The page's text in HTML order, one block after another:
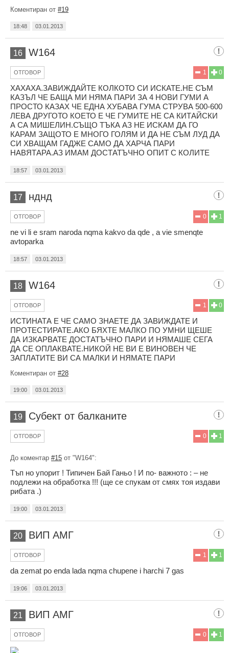
Коментиран от #19
18:48 03.01.2013
16 W164
0
1
ОТГОВОР
ХАХАХА.ЗАВИЖДАЙТЕ КОЛКОТО СИ ИСКАТЕ.НЕ СЪМ
КАЗЪЛ ЧЕ БАЩА МИ НЯМА ПАРИ ЗА 4 НОВИ ГУМИ А
ПРОСТО КАЗАХ ЧЕ ЕДНА ХУБАВА ГУМА СТРУВА 500-600
ЛЕВА ДРУГОТО КОЕТО Е ЧЕ ГУМИТЕ НЕ СА КИТАЙСКИ
А СА МИШЕЛИН.СЪЩО ТЪКА АЗ НЕ ИСКАМ ДА ГО
КАРАМ ЗАЩОТО Е МНОГО ГОЛЯМ И ДА НЕ СЪМ ЛУД ДА
СИ ХВАЩАМ ГАДЖЕ САМО ДА ХАРЧА ПАРИ
НАВЯТАРА.АЗ ИМАМ ДОСТАТЪЧНО ОПИТ С КОЛИТЕ
18:57 03.01.2013
17 нднд
1
0
ОТГОВОР
ne vi li e sram naroda nqma kakvo da qde , a vie smenqte
avtoparka
18:57 03.01.2013
18 W164
0
1
ОТГОВОР
ИСТИНАТА Е ЧЕ САМО ЗНАЕТЕ ДА ЗАВИЖДАТЕ И
ПРОТЕСТИРАТЕ.АКО БЯХТЕ МАЛКО ПО УМНИ ЩЕШЕ
ДА ИЗКАРВАТЕ ДОСТАТЪЧНО ПАРИ И НЯМАШЕ СЕГА
ДА СЕ ОПЛАКВАТЕ.НИКОЙ НЕ ВИ Е ВИНОВЕН ЧЕ
ЗАПЛАТИТЕ ВИ СА МАЛКИ И НЯМАТЕ ПАРИ
Коментиран от #28
19:00 03.01.2013
19 Субект от балканите
1
0
ОТГОВОР
До коментар #15 от "W164":
Тъп но упорит ! Типичен Бай Ганьо ! И по- важното : – не
подлежи на обработка !!! (ще се спукам от смях тоя издави
рибата .)
19:00 03.01.2013
20 ВИП АМГ
1
1
ОТГОВОР
da zemat po enda lada nqma chupene i harchi 7 gas
19:06 03.01.2013
21 ВИП АМГ
1
0
ОТГОВОР